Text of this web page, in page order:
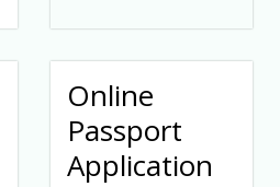
Online
Passport
Application